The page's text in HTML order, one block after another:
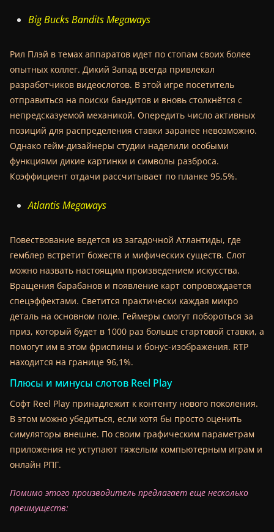
Big Bucks Bandits Megaways
Рил Плэй в темах аппаратов идет по стопам своих более
опытных коллег. Дикий Запад всегда привлекал
разработчиков видеослотов. В этой игре посетитель
отправиться на поиски бандитов и вновь столкнётся с
непредсказуемой механикой. Опередить число активных
позиций для распределения ставки заранее невозможно.
Однако гейм-дизайнеры студии наделили особыми
функциями дикие картинки и символы разброса.
Коэффициент отдачи рассчитывает по планке 95,5%.
Atlantis Megaways
Повествование ведется из загадочной Атлантиды, где
гемблер встретит божеств и мифических существ. Слот
можно назвать настоящим произведением искусства.
Вращения барабанов и появление карт сопровождается
спецэффектами. Светится практически каждая микро
деталь на основном поле. Геймеры смогут побороться за
приз, который будет в 1000 раз больше стартовой ставки, а
помогут им в этом фриспины и бонус-изображения. RTP
находится на границе 96,1%.
Плюсы и минусы слотов Reel Play
Софт Reel Play принадлежит к контенту нового поколения.
В этом можно убедиться, если хотя бы просто оценить
симуляторы внешне. По своим графическим параметрам
приложения не уступают тяжелым компьютерным играм и
онлайн РПГ.
Помимо этого производитель предлагает еще несколько
преимуществ: